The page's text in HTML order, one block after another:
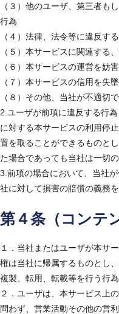
（３）他のユーザ、第三者も
行為
（４）法律、法令等に違反す
（５）本サービスに関連する
（６）本サービスの運営を妨
（７）本サービスの信用を失
（８）その他、当社が不適切
2.ユーザが前項に違反する行
に対する本サービスの利用停
置を取ることができるものと
た場合であっても当社は一切
3.前項の場合において、当社
社に対して損害の賠償の義務
第４条（コンテ
１．当社またはユーザが本サ
権は当社に帰属するものとし
複製、転用、転載等を行う行為
２．ユーザは、本サービス上
問わず、営業活動その他の営